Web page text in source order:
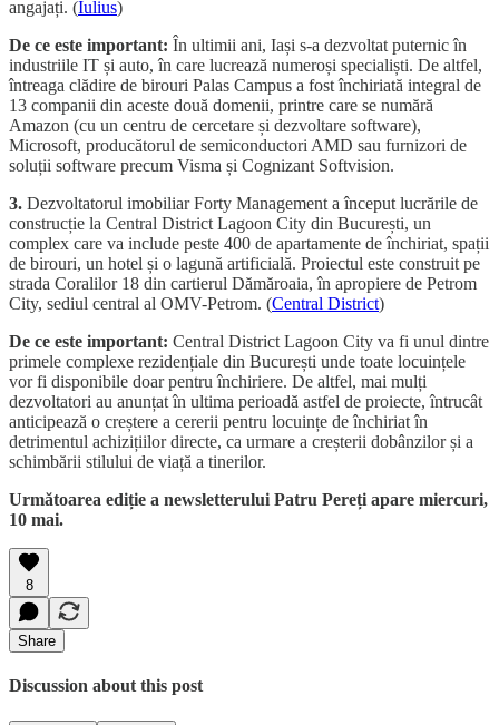
angajați. (Iulius)
De ce este important: În ultimii ani, Iași s-a dezvoltat puternic în
industriile IT și auto, în care lucrează numeroși specialiști. De altfel,
întreaga clădire de birouri Palas Campus a fost închiriată integral de
13 companii din aceste două domenii, printre care se numără
Amazon (cu un centru de cercetare și dezvoltare software),
Microsoft, producătorul de semiconductori AMD sau furnizori de
soluții software precum Visma și Cognizant Softvision.
3. Dezvoltatorul imobiliar Forty Management a început lucrările de
construcție la Central District Lagoon City din București, un
complex care va include peste 400 de apartamente de închiriat, spații
de birouri, un hotel și o lagună artificială. Proiectul este construit pe
strada Coralilor 18 din cartierul Dămăroaia, în apropiere de Petrom
City, sediul central al OMV-Petrom. (Central District)
De ce este important: Central District Lagoon City va fi unul dintre
primele complexe rezidențiale din București unde toate locuințele
vor fi disponibile doar pentru închiriere. De altfel, mai mulți
dezvoltatori au anunțat în ultima perioadă astfel de proiecte, întrucât
anticipează o creștere a cererii pentru locuințe de închiriat în
detrimentul achizițiilor directe, ca urmare a creșterii dobânzilor și a
schimbării stilului de viață a tinerilor.
Următoarea ediție a newsletterului Patru Pereți apare miercuri,
10 mai.
8
Share
Discussion about this post